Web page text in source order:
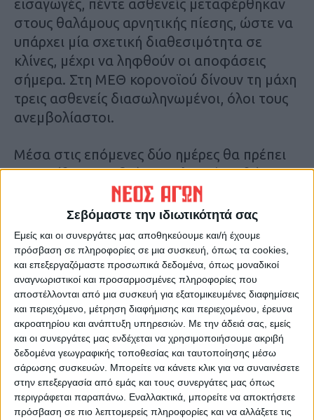
Σεβόμαστε την ιδιωτικότητά σας
Εμείς και οι συνεργάτες μας αποθηκεύουμε και/ή έχουμε
πρόσβαση σε πληροφορίες σε μια συσκευή, όπως τα cookies,
και επεξεργαζόμαστε προσωπικά δεδομένα, όπως μοναδικοί
αναγνωριστικοί και προσαρμοσμένες πληροφορίες που
αποστέλλονται από μια συσκευή για εξατομικευμένες διαφημίσεις
και περιεχόμενο, μέτρηση διαφήμισης και περιεχομένου, έρευνα
ακροατηρίου και ανάπτυξη υπηρεσιών. Με την άδειά σας, εμείς
και οι συνεργάτες μας ενδέχεται να χρησιμοποιήσουμε ακριβή
δεδομένα γεωγραφικής τοποθεσίας και ταυτοποίησης μέσω
σάρωσης συσκευών. Μπορείτε να κάνετε κλικ για να συναινέσετε
στην επεξεργασία από εμάς και τους συνεργάτες μας όπως
περιγράφεται παραπάνω. Εναλλακτικά, μπορείτε να αποκτήσετε
πρόσβαση σε πιο λεπτομερείς πληροφορίες και να αλλάξετε τις
εισαγωγές, πέντε ασθενείς μεταφέρθηκαν
στους θαλάμους αρνητικής πίεσης, ώστε να
υπάρχει μία σχετική διαθεσιμότητα σε
κλίνες, μέχρι να ληφθούν οι αποφάσεις
σήμερα. Στη ΜΕΘ κορονοϊού δίνουν τη μάχη
τρεις ασθενείς διασωληνωμένοι, όλοι τους
ανεμβολίαστοι.
Μέσα στις επόμενες δύο ημέρες θα πρέπει
να ανοίξει και η δεύτερη κλινική, καθώς
θεωρείται σχεδόν σίγουρο ότι εξιτήρια δεν
πρόκειται να δοθούν τις επόμενες ώρες. Ο
μέσοςόρος παραμονής των ασθενών με
κορονοϊό στην κλινική είναι τουλάχιστον 10
ημέρες, εφόσον η κλινική εικόνα του
νοσηλευόμενου δεν παρουσιάσει επιπλοκές.
Αυτό που ανησυχεί ιδιαίτερα τους γιατρούς
είναι ότι η πλειοψηφία των νέων εισαγωγών
αφορά σε ασθενείς με κορονοϊό που είναι
ανεμβολίαστοι αφενός και αφετέρου η
κλινική τους εικόνα είναι πολύ επιβαρυμένη.